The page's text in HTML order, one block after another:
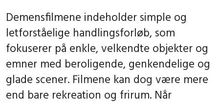
Demensfilmene indeholder simple og
letforståelige handlingsforløb, som
fokuserer på enkle, velkendte objekter og
emner med beroligende, genkendelige og
glade scener. Filmene kan dog være mere
end bare rekreation og frirum. Når